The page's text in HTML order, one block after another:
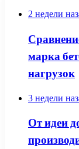
2 недели
марка
нагрузок
3 недели
От идеи